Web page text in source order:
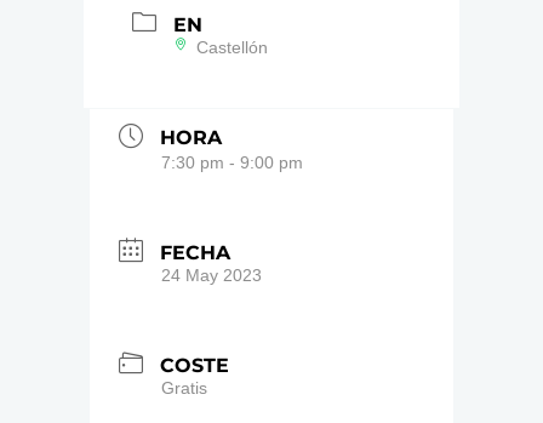
EN
Castellón
HORA
7:30 pm - 9:00 pm
FECHA
24 May 2023
COSTE
Gratis